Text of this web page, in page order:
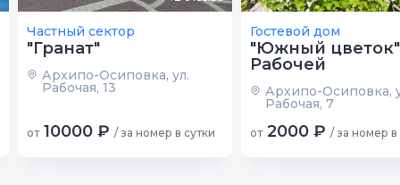
Частный сектор
"Гранат"
Архипо-Осиповка, ул.
Рабочая, 13
от 10000 ₽ / за номер в сутки
Гостевой дом
"Южный
Рабочей
Архипо-Осиповка,
Рабочая, 7
от 2000 ₽ / за номер в